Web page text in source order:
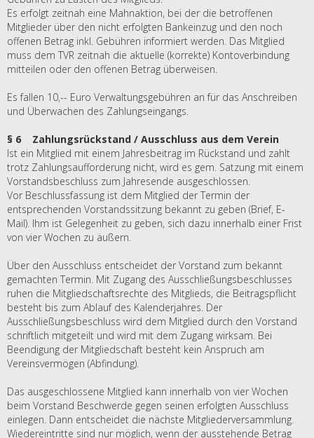
Es erfolgt zeitnah eine Mahnaktion, bei der die betroffenen
Mitglieder über den nicht erfolgten Bankeinzug und den noch
offenen Betrag inkl. Gebühren informiert werden. Das Mitglied
muss dem TVR zeitnah die aktuelle (korrekte) Kontoverbindung
mitteilen oder den offenen Betrag überweisen.
Es fallen 10,-- Euro Verwaltungsgebühren an für das Anschreiben
und Überwachen des Zahlungseingangs.
§ 6 Zahlungsrückstand / Ausschluss aus dem Verein
Ist ein Mitglied mit einem Jahresbeitrag im Rückstand und zahlt
trotz Zahlungsaufforderung nicht, wird es gem. Satzung mit einem
Vorstandsbeschluss zum Jahresende ausgeschlossen.
Vor Beschlussfassung ist dem Mitglied der Termin der
entsprechenden Vorstandssitzung bekannt zu geben (Brief, E-
Mail). Ihm ist Gelegenheit zu geben, sich dazu innerhalb einer Frist
von vier Wochen zu äußern.
Über den Ausschluss entscheidet der Vorstand zum bekannt
gemachten Termin. Mit Zugang des Ausschließungsbeschlusses
ruhen die Mitgliedschaftsrechte des Mitglieds, die Beitragspflicht
besteht bis zum Ablauf des Kalenderjahres. Der
Ausschließungsbeschluss wird dem Mitglied durch den Vorstand
schriftlich mitgeteilt und wird mit dem Zugang wirksam. Bei
Beendigung der Mitgliedschaft besteht kein Anspruch am
Vereinsvermögen (Abfindung).
Das ausgeschlossene Mitglied kann innerhalb von vier Wochen
beim Vorstand Beschwerde gegen seinen erfolgten Ausschluss
einlegen. Dann entscheidet die nächste Mitgliederversammlung.
Wiedereintritte sind nur möglich, wenn der ausstehende Betrag